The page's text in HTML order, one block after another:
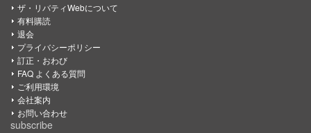
ザ・リバティWebについて
有料購読
退会
プライバシーポリシー
訂正・おわび
FAQ よくある質問
ご利用環境
会社案内
お問い合わせ
subscribe